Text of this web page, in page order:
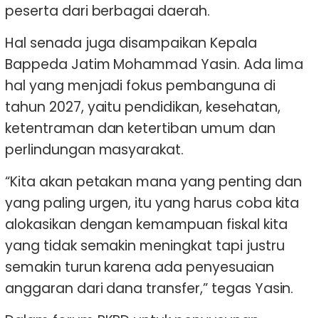
peserta dari berbagai daerah.
Hal senada juga disampaikan Kepala
Bappeda Jatim Mohammad Yasin. Ada lima
hal yang menjadi fokus pembanguna di
tahun 2027, yaitu pendidikan, kesehatan,
ketentraman dan ketertiban umum dan
perlindungan masyarakat.
“Kita akan petakan mana yang penting dan
yang paling urgen, itu yang harus coba kita
alokasikan dengan kemampuan fiskal kita
yang tidak semakin meningkat tapi justru
semakin turun karena ada penyesuaian
anggaran dari dana transfer,” tegas Yasin.